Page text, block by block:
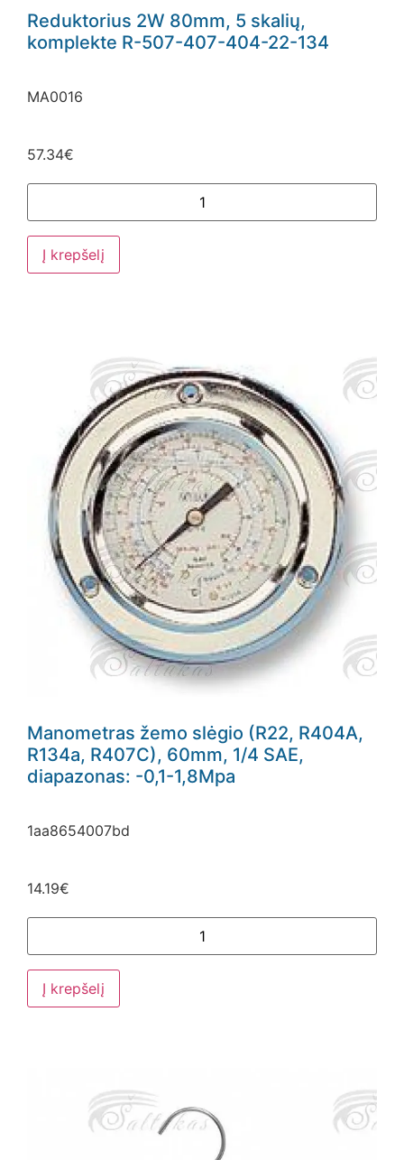
Reduktorius 2W 80mm, 5 skalių,
komplekte R-507-407-404-22-134
MA0016
57.34€
Į krepšelį
Manometras žemo slėgio (R22, R404A,
R134a, R407C), 60mm, 1/4 SAE,
diapazonas: -0,1-1,8Mpa
1aa8654007bd
14.19€
Į krepšelį